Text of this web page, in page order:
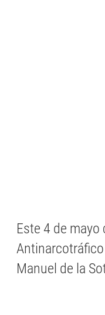
Este 4 de
Manuel de la